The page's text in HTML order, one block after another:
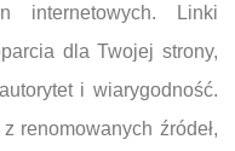
internetowych. Linki
dla Twojej strony,
i wiarygodność.
renomowanych źródeł,